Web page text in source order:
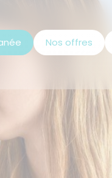
Nos offres